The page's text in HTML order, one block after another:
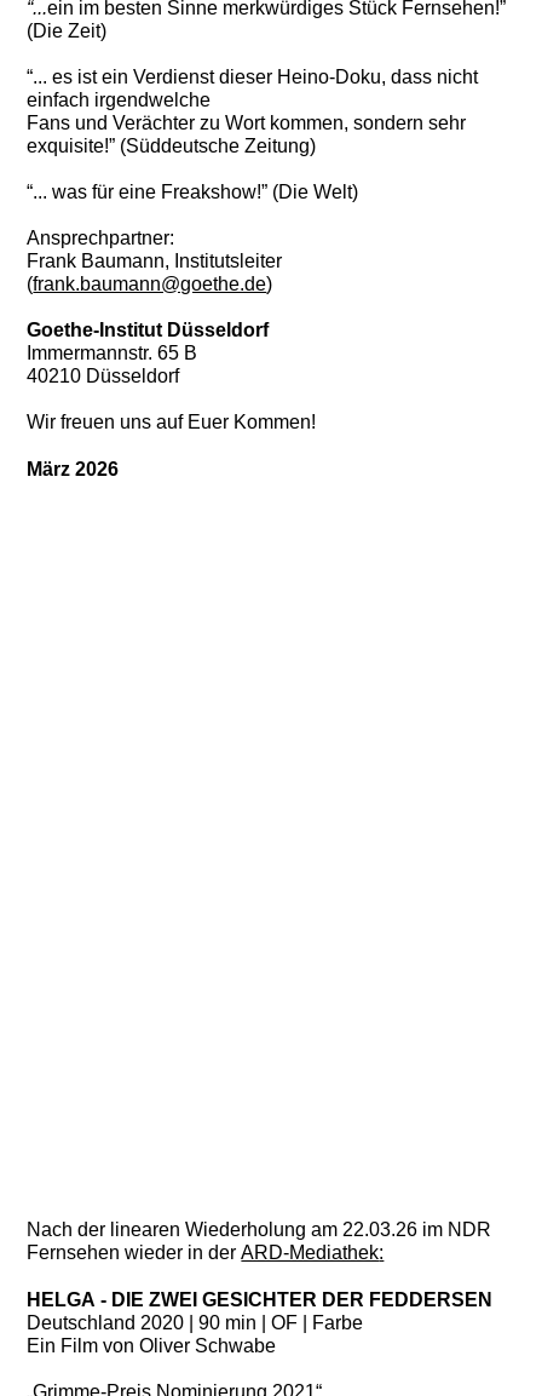
“...ein im besten Sinne merkwürdiges Stück Fernsehen!”
(Die Zeit)
“... es ist ein Verdienst dieser Heino-Doku, dass nicht
einfach irgendwelche
Fans und Verächter zu Wort kommen, sondern sehr
exquisite!” (Süddeutsche Zeitung)
“... was für eine Freakshow!” (Die Welt)
Ansprechpartner:
Frank Baumann, Institutsleiter
(frank.baumann@goethe.de)
Goethe-Institut Düsseldorf
Immermannstr. 65 B
40210 Düsseldorf
Wir freuen uns auf Euer Kommen!
März 2026
Nach der linearen Wiederholung am 22.03.26 im NDR
Fernsehen wieder in der ARD-Mediathek:
HELGA - DIE ZWEI GESICHTER DER FEDDERSEN
Deutschland 2020 | 90 min | OF | Farbe
Ein Film von Oliver Schwabe
„Grimme-Preis Nominierung 2021“